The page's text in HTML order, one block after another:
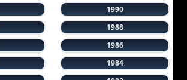
1990
1988
1986
1984